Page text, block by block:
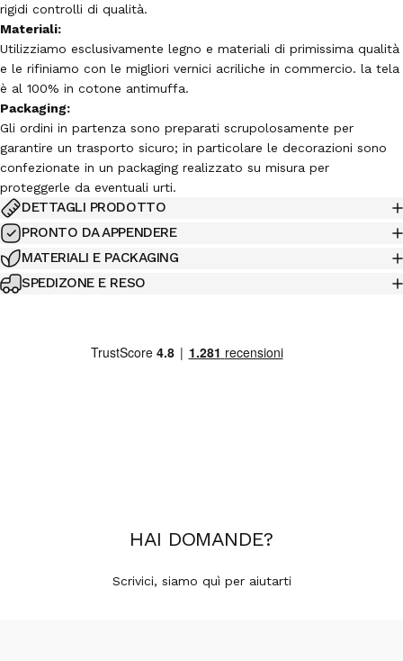
rigidi controlli di qualità.
Materiali:
Utilizziamo esclusivamente legno e materiali di primissima qualità
e le rifiniamo con le migliori vernici acriliche in commercio. la tela
è al 100% in cotone antimuffa.
Packaging:
Gli ordini in partenza sono preparati scrupolosamente per
garantire un trasporto sicuro; in particolare le decorazioni sono
confezionate in un packaging realizzato su misura per
proteggerle da eventuali urti.
DETTAGLI PRODOTTO
PRONTO DA APPENDERE
MATERIALI E PACKAGING
SPEDIZONE E RESO
HAI DOMANDE?
Scrivici, siamo quì per aiutarti